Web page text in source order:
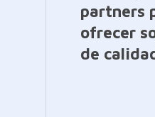
partners
ofrecer
de